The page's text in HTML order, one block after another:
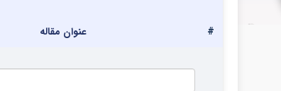
# عنوان مقاله